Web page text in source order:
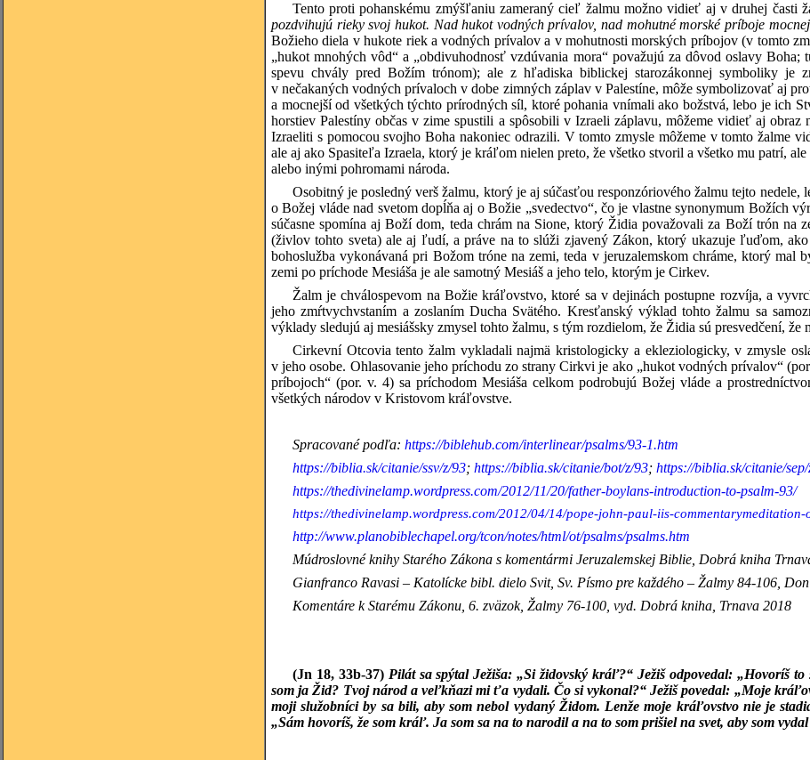
Tento proti pohanskému zmýšľaniu zameraný cieľ žalmu možno vidieť aj v druhej časti
pozdvihujú rieky svoj hukot. Nad hukot vodných prívalov, nad mohutné morské príboje
Božieho diela v hukote riek a vodných prívalov a v mohutnosti morských príbojov (v tomto
„hukot mnohých vôd“ a „obdivuhodnosť vzdúvania mora“ považujú za dôvod oslavy
spevu chvály pred Božím trónom); ale z hľadiska biblickej starozákonnej symboliky je
v nečakaných vodných prívaloch v dobe zimných záplav v Palestíne, môže symbolizovať aj
a mocnejší od všetkých týchto prírodných síl, ktoré pohania vnímali ako božstvá, lebo je ich
horstiev Palestíny občas v zime spustili a spôsobili v Izraeli záplavu, môžeme vidieť aj
Izraeliti s pomocou svojho Boha nakoniec odrazili. V tomto zmysle môžeme v tomto žalme
ale aj ako Spasiteľa Izraela, ktorý je kráľom nielen preto, že všetko stvoril a všetko mu patrí,
alebo inými pohromami národa.
Osobitný je posledný verš žalmu, ktorý je aj súčasťou responzóriového žalmu tejto
o Božej vláde nad svetom dopĺňa aj o Božie „svedectvo“, čo je vlastne synonymum Božích
súčasne spomína aj Boží dom, teda chrám na Sione, ktorý Židia považovali za Boží trón na
(živlov tohto sveta) ale aj ľudí, a práve na to slúži zjavený Zákon, ktorý ukazuje ľuďom,
bohoslužba vykonávaná pri Božom tróne na zemi, teda v jeruzalemskom chráme, ktorý
zemi po príchode Mesiáša je ale samotný Mesiáš a jeho telo, ktorým je Cirkev.
Žalm je chválospevom na Božie kráľovstvo, ktoré sa v dejinách postupne rozvíja, a
jeho zmŕtvychvstaním a zoslaním Ducha Svätého. Kresťanský výklad tohto žalmu sa
výklady sledujú aj mesiášsky zmysel tohto žalmu, s tým rozdielom, že Židia sú presvedčení, že
Cirkevní Otcovia tento žalm vykladali najmä kristologicky a ekleziologicky, v zmysle
v jeho osobe. Ohlasovanie jeho príchodu zo strany Cirkvi je ako „hukot vodných prívalov“
príbojoch“ (por. v. 4) sa príchodom Mesiáša celkom podrobujú Božej vláde a
všetkých národov v Kristovom kráľovstve.
Spracované podľa: https://biblehub.com/interlinear/psalms/93-1.htm
https://biblia.sk/citanie/ssv/z/93; https://biblia.sk/citanie/bot/z/93; https://biblia.sk/citanie/sep/
https://thedivinelamp.wordpress.com/2012/11/20/father-boylans-introduction-to-psalm-93/
https://thedivinelamp.wordpress.com/2012/04/14/pope-john-paul-iis-
http://www.planobiblechapel.org/tcon/notes/html/ot/psalms/psalms.htm
Múdroslovné knihy Starého Zákona s komentármi Jeruzalemskej Biblie, Dobrá kniha
Gianfranco Ravasi – Katolícke bibl. dielo Svit, Sv. Písmo pre každého – Žalmy 84-106,
Komentáre k Starému Zákonu, 6. zväzok, Žalmy 76-100, vyd. Dobrá kniha, Trnava 2018
(Jn 18, 33b-37) Pilát sa spýtal Ježiša: „Si židovský kráľ?“ Ježiš odpovedal: „Hovoríš
som ja Žid? Tvoj národ a veľkňazi mi ťa vydali. Čo si vykonal?“ Ježiš povedal: „Moje
moji služobníci by sa bili, aby som nebol vydaný Židom. Lenže moje kráľovstvo nie je
„Sám hovoríš, že som kráľ. Ja som sa na to narodil a na to som prišiel na svet, aby som